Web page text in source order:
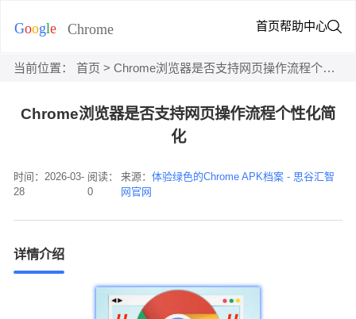
首页帮助中心
当前位置： 首页 > Chrome浏览器是否支持网页操作流程个性化简化
Chrome浏览器是否支持网页操作流程个性化简
化
时间：2026-03-
28
阅读：
0
来源：体验绿色的Chrome APK档案 - 思谷汇智
网官网
详情介绍